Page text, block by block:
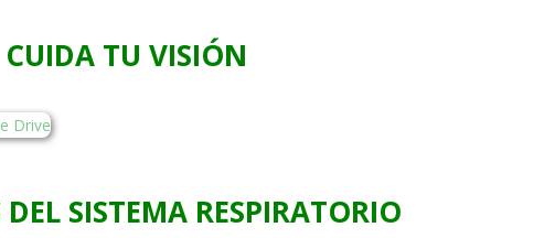
CUIDA TU VISIÓN
SISTEMA RESPIRATORIO